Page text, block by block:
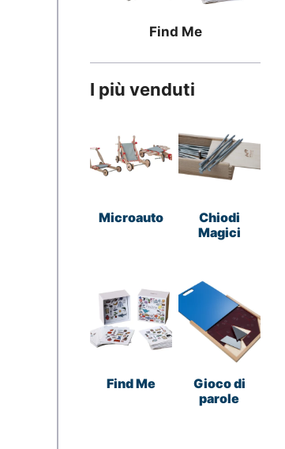
Find Me
I più venduti
Microauto
Chiodi
Magici
Find Me
Gioco di
parole